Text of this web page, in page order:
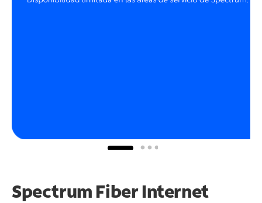
Spectrum Fiber Internet